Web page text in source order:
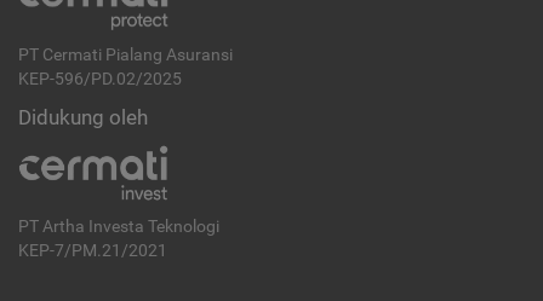
PT Cermati Pialang Asuransi
KEP-596/PD.02/2025
Didukung oleh
PT Artha Investa Teknologi
KEP-7/PM.21/2021